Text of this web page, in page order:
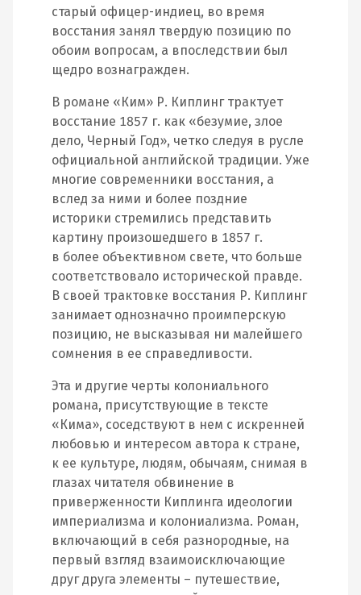
старый офицер‐индиец, во время
восстания занял твердую позицию по
обоим вопросам, а впоследствии был
щедро вознагражден.
В романе «Ким» Р. Киплинг трактует
восстание 1857 г. как «безумие, злое
дело, Черный Год», четко следуя в русле
официальной английской традиции. Уже
многие современники восстания, а
вслед за ними и более поздние
историки стремились представить
картину произошедшего в 1857 г.
в более объективном свете, что больше
соответствовало исторической правде.
В своей трактовке восстания Р. Киплинг
занимает однозначно проимперскую
позицию, не высказывая ни малейшего
сомнения в ее справедливости.
Эта и другие черты колониального
романа, присутствующие в тексте
«Кима», соседствуют в нем с искренней
любовью и интересом автора к стране,
к ее культуре, людям, обычаям, снимая в
глазах читателя обвинение в
приверженности Киплинга идеологии
империализма и колониализма. Роман,
включающий в себя разнородные, на
первый взгляд взаимоисключающие
друг друга элементы – путешествие,